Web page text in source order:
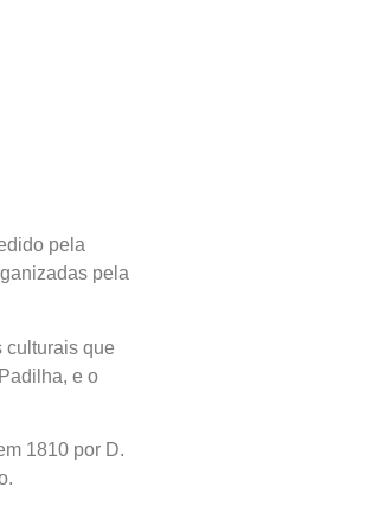
pela
pela
culturais que
e o
1810 por D.